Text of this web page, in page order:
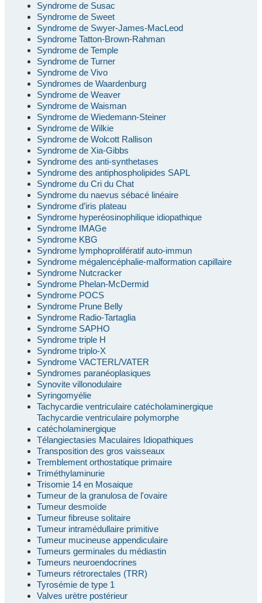
Syndrome de Susac
Syndrome de Sweet
Syndrome de Swyer-James-MacLeod
Syndrome Tatton-Brown-Rahman
Syndrome de Temple
Syndrome de Turner
Syndrome de Vivo
Syndromes de Waardenburg
Syndrome de Weaver
Syndrome de Waisman
Syndrome de Wiedemann-Steiner
Syndrome de Wilkie
Syndrome de Wolcott Rallison
Syndrome de Xia-Gibbs
Syndrome des anti-synthetases
Syndrome des antiphospholipides SAPL
Syndrome du Cri du Chat
Syndrome du naevus sébacé linéaire
Syndrome d’iris plateau
Syndrome hyperéosinophilique idiopathique
Syndrome IMAGe
Syndrome KBG
Syndrome lymphoprolifératif auto-immun
Syndrome mégalencéphalie-malformation capillaire
Syndrome Nutcracker
Syndrome Phelan-McDermid
Syndrome POCS
Syndrome Prune Belly
Syndrome Radio-Tartaglia
Syndrome SAPHO
Syndrome triple H
Syndrome triplo-X
Syndrome VACTERL/VATER
Syndromes paranéoplasiques
Synovite villonodulaire
Syringomyélie
Tachycardie ventriculaire catécholaminergique
Tachycardie ventriculaire polymorphe
catécholaminergique
Télangiectasies Maculaires Idiopathiques
Transposition des gros vaisseaux
Tremblement orthostatique primaire
Triméthylaminurie
Trisomie 14 en Mosaique
Tumeur de la granulosa de l'ovaire
Tumeur desmoïde
Tumeur fibreuse solitaire
Tumeur intramédullaire primitive
Tumeur mucineuse appendiculaire
Tumeurs germinales du médiastin
Tumeurs neuroendocrines
Tumeurs rétrorectales (TRR)
Tyrosémie de type 1
Valves urètre postérieur